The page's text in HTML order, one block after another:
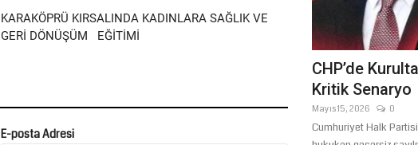
KARAKÖPRÜ KIRSALINDA KADINLARA SAĞLIK VE
GERİ DÖNÜŞÜM EĞİTİMİ
E-posta Adresi
Temmuz 31, 2026 0
Şanlıurfa Büyükşehir Belediyesi, Haliliye ilçesindeki Açıksu
CHP’de
Kritik Senaryo
Mayıs 15, 2026 0
Cumhuriyet Halk